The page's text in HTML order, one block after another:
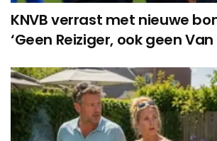
KNVB verrast met nieuwe
‘Geen Reiziger, ook geen Van